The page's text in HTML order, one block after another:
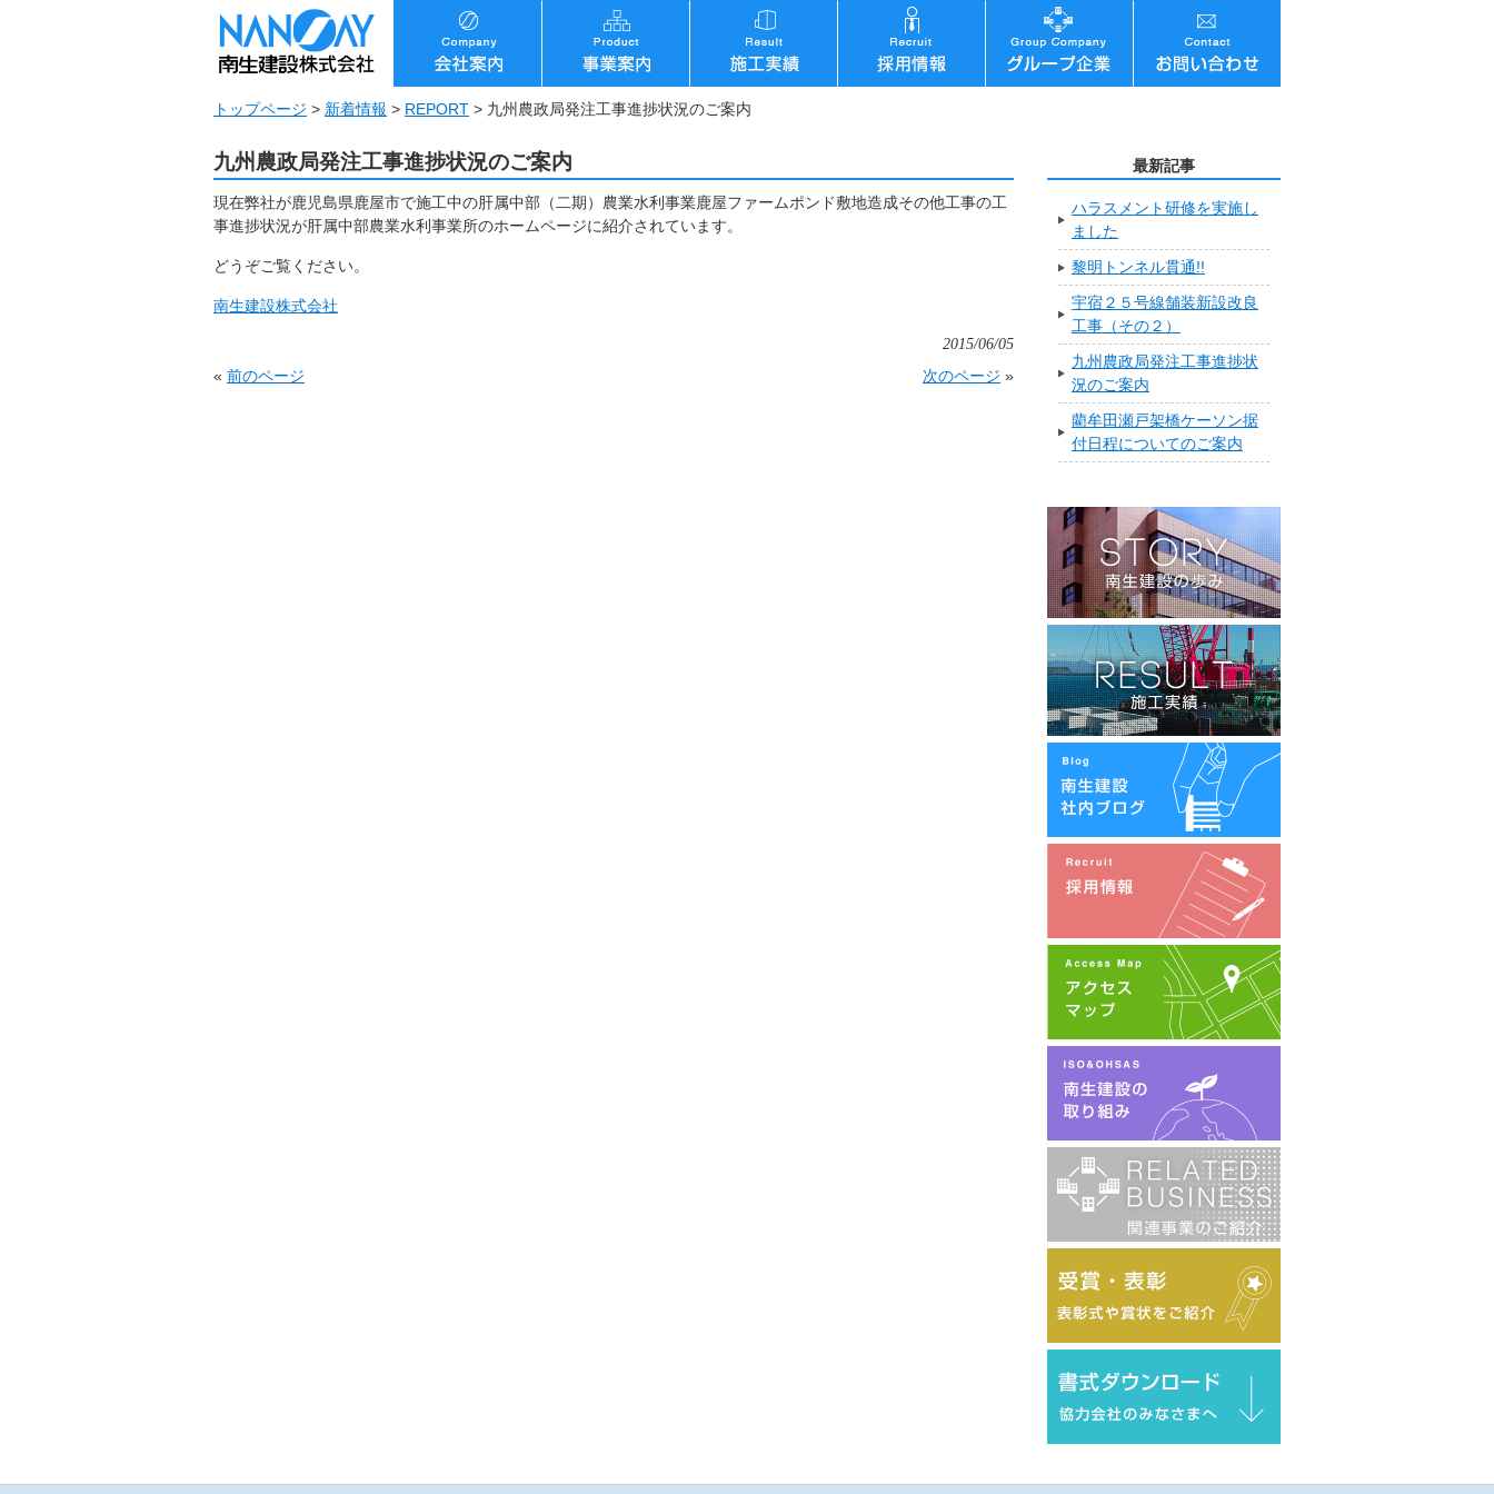
トップページ > 新着情報 > REPORT > 九州農政局発注工事進捗状況のご案内
九州農政局発注工事進捗状況のご案内
現在弊社が鹿児島県鹿屋市で施工中の肝属中部（二期）農業水利事業鹿屋ファームポンド敷地造成その他工事の工
事進捗状況が肝属中部農業水利事業所のホームページに紹介されています。
どうぞご覧ください。
南生建設株式会社
2015/06/05
« 前のページ 次のページ »
最新記事
ハラスメント研修を実施し
ました
黎明トンネル貫通!!
宇宿２５号線舗装新設改良
工事（その２）
九州農政局発注工事進捗状
況のご案内
藺牟田瀬戸架橋ケーソン据
付日程についてのご案内